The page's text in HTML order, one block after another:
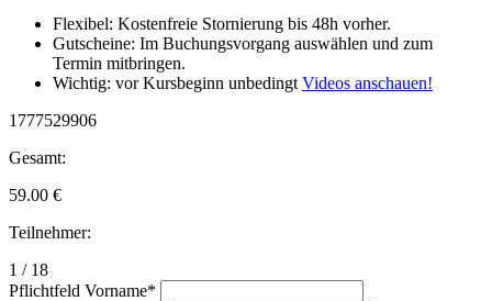
Flexibel: Kostenfreie Stornierung bis 48h vorher.
Gutscheine: Im Buchungsvorgang auswählen und zum
Termin mitbringen.
Wichtig: vor Kursbeginn unbedingt Videos anschauen!
1777529906
Gesamt:
59.00 €
Teilnehmer:
1 / 18
Pflichtfeld Vorname*